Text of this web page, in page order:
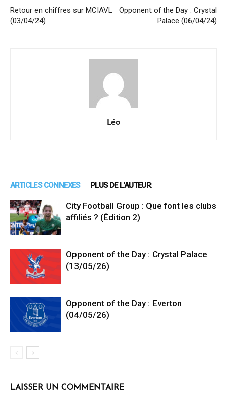
Retour en chiffres sur MCIAVL
(03/04/24)
Opponent of the Day : Crystal
Palace (06/04/24)
Léo
ARTICLES CONNEXES PLUS DE L'AUTEUR
City Football Group : Que font les clubs
affiliés ? (Édition 2)
Opponent of the Day : Crystal Palace
(13/05/26)
Opponent of the Day : Everton
(04/05/26)
LAISSER UN COMMENTAIRE